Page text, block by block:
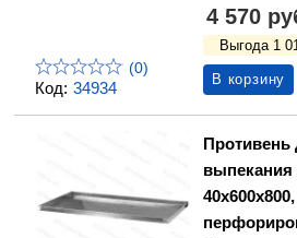
Код: 34934
(0)
4 570
Выгода 1
В корзину
Противень